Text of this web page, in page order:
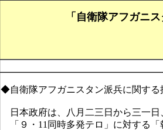
「自衛隊アフガニ
◆自衛隊アフガニスタン派兵に関する
日本政府は、八月二三日から三一日
「９・11同時多発テロ」に対する「